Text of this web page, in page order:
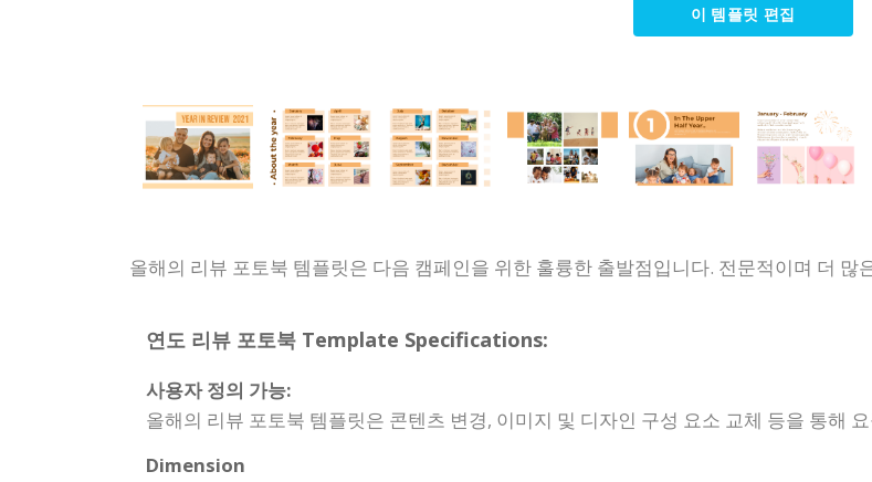
이 템플릿 편집
올해의 리뷰 포토북 템플릿은 다음 캠페인을 위한 훌륭한 출발점입니다. 전문적이며 더 많
연도 리뷰 포토북 Template Specifications:
사용자 정의 가능:
올해의 리뷰 포토북 템플릿은 콘텐츠 변경, 이미지 및 디자인 구성 요소 교체 등을 통해
Dimension